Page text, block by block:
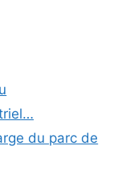
du parc de